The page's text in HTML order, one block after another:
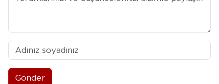
Gönder